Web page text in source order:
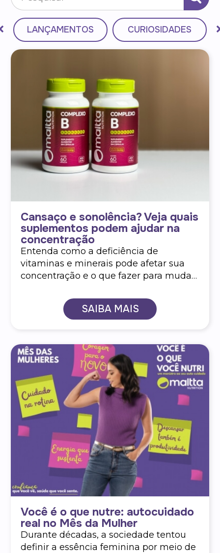
LANÇAMENTOS CURIOSIDADES
Cansaço e sonolência? Veja quais
suplementos podem ajudar na
concentração
Entenda como a deficiência de
vitaminas e minerais pode afetar sua
concentração e o que fazer para mudar
SAIBA MAIS
Você é o que nutre: autocuidado
real no Mês da Mulher
Durante décadas, a sociedade tentou
definir a essência feminina por meio de